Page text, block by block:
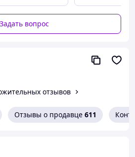
Задать вопрос
отзывов
Отзывы о продавце 611